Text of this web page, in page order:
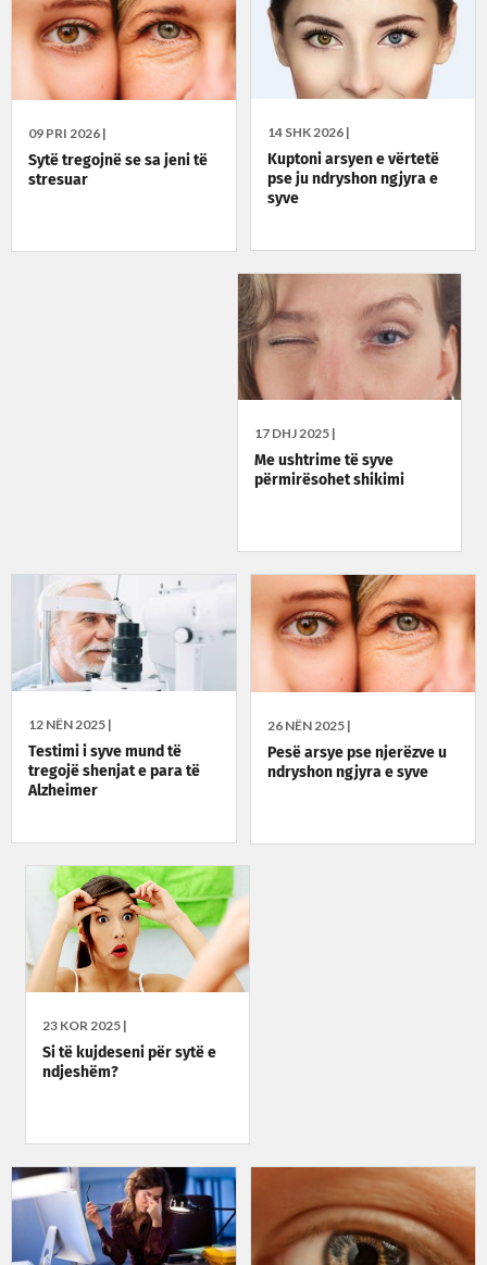
09 PRI 2026 |
Sytë tregojnë se sa jeni të
stresuar
14 SHK 2026 |
Kuptoni arsyen e vërtetë
pse ju ndryshon ngjyra e
syve
17 DHJ 2025 |
Me ushtrime të syve
përmirësohet shikimi
26 NËN 2025 |
Pesë arsye pse njerëzve u
ndryshon ngjyra e syve
12 NËN 2025 |
Testimi i syve mund të
tregojë shenjat e para të
Alzheimer
23 KOR 2025 |
Si të kujdeseni për sytë e
ndjeshëm?